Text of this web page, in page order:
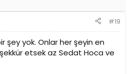
#19
şey yok. Onlar her şeyin en
etsek az Sedat Hoca ve